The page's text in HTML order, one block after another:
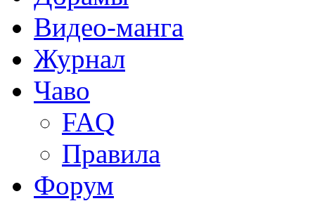
Видео-манга
Журнал
Чаво
FAQ
Правила
Форум